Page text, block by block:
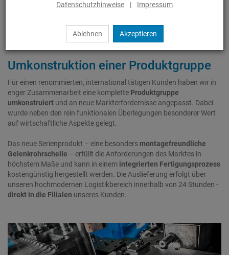
Datenschutzhinweise | Impressum
Ablehnen Akzeptieren
Montagefreundliche
Rohrschellen
Umkonstruktion einer Produktgruppe
Für einen renommierten, international tätigen Kunden haben wir in
enger Zusammenarbeit eine komplette Produktgruppe
umkonstruiert und an neue Markterfordernisse angepasst. Dabei
wurde neben den rein funktionalen Überlegungen besonderer Wert
auf wirtschaftliche Aspekte gelegt.
Das neue Serienprodukt – eine besonders montagefreundliche
Gelenkrohrschelle – erfüllt die Anforderungen des Marktes in
höchstem Maße und kann in einem integrierten Fertigungsprozess
kostengünstig hergestellt werden. Die Auslieferung erfolgt über
unseren hochmodernen Logistikbereich innerhalb von 24 Stunden -
direkt in die Filialen unseres Kunden.